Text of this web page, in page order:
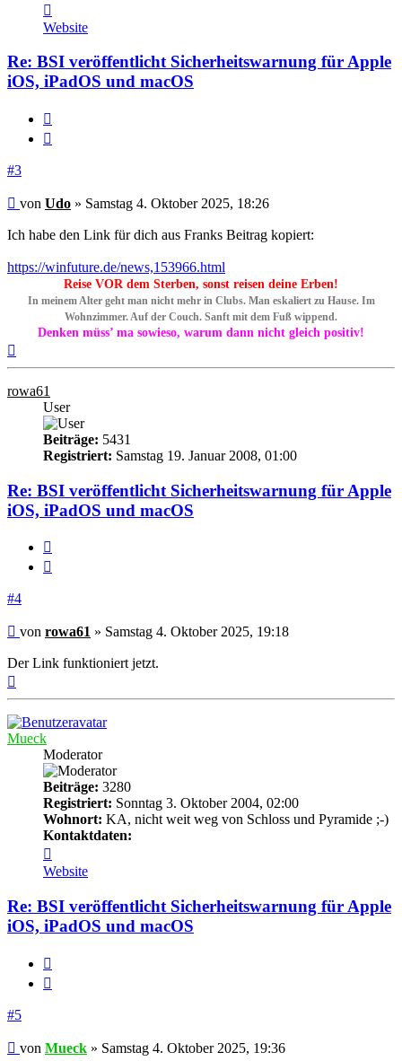
von
Udo
Website
Re: BSI veröffentlicht Sicherheitswarnung für Apple
iOS, iPadOS und macOS
#3
Beitrag
von Udo » Samstag 4. Oktober 2025, 18:26
Ich habe den Link für dich aus Franks Beitrag kopiert:
https://winfuture.de/news,153966.html
Reise VOR dem Sterben, sonst reisen deine Erben!
In meinem Alter geht man nicht mehr in Clubs. Man eskaliert zu Hause. Im
Wohnzimmer. Auf der Couch. Sanft mit dem Fuß wippend.
Denken müss’ ma sowieso, warum dann nicht gleich positiv!
rowa61
User
Beiträge: 5431
Registriert: Samstag 19. Januar 2008, 01:00
Re: BSI veröffentlicht Sicherheitswarnung für Apple
iOS, iPadOS und macOS
#4
Beitrag
von rowa61 » Samstag 4. Oktober 2025, 19:18
Der Link funktioniert jetzt.
oben
Mueck
Moderator
Beiträge: 3280
Registriert: Sonntag 3. Oktober 2004, 02:00
Wohnort: KA, nicht weit weg von Schloss und Pyramide ;-)
Kontaktdaten:
von
Mueck
Website
Re: BSI veröffentlicht Sicherheitswarnung für Apple
iOS, iPadOS und macOS
#5
Beitrag
von Mueck » Samstag 4. Oktober 2025, 19:36